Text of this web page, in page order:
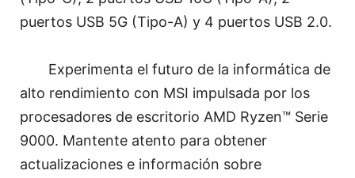
puertos USB 5G (Tipo-A) y 4 puertos USB 2.0.
Experimenta el futuro de la informática de
alto rendimiento con MSI impulsada por los
procesadores de escritorio AMD Ryzen™ Serie
9000. Mantente atento para obtener
actualizaciones e información sobre